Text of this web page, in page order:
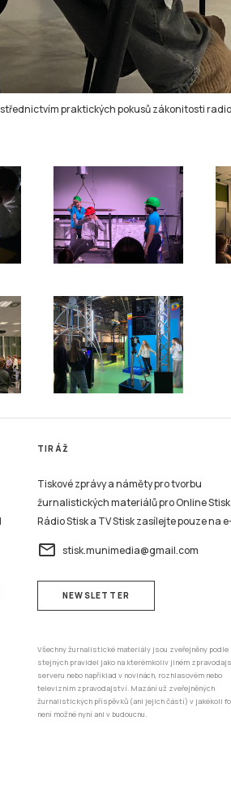
praktických pokusů zákonitosti
TIRÁŽ
Tiskové zprávy a náměty pro tvorbu
žurnalistických materiálů pro Online Stisk,
Rádio Stisk a TV Stisk zasílejte pouze na
email stisk.munimedia@gmail.com
NEWSLETTER
Všechny žurnalistické materiály jsou zveřejněny podle
stejných pravidel jako na kterémkoliv jiném
serveru nebo například v novinách, rozhlasovém nebo
televizním zpravodajství. Mazání už zveřejněných
žurnalistických příspěvků (ani jejich částí) v jakékoli
není možné nyní ani v budoucnu.